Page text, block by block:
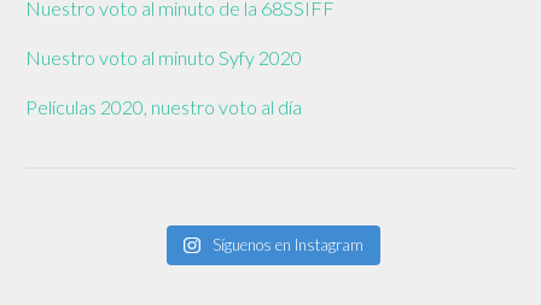
Nuestro voto al minuto de la 68SSIFF
Nuestro voto al minuto Syfy 2020
Películas 2020, nuestro voto al día
Síguenos en Instagram